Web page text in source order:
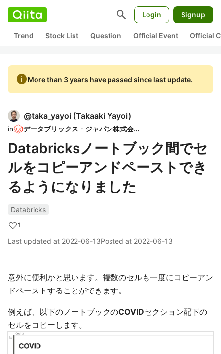
search Login Signup
Trend Stock List Question Official Event Official
infoMore than 3 years have passed since last update.
@taka_yayoi (Takaaki Yayoi)
in データブリックス・ジャパン株式会社
Databricksノートブック間でセ
ルをコピーアンドペーストでき
るようになりました
Databricks
1
Last updated at 2022-06-13Posted at 2022-06-13
意外に便利かと思います。複数のセルも一度にコピーアン
ドペーストすることができます。
例えば、以下のノートブックのCOVIDセクション配下の
セルをコピーします。